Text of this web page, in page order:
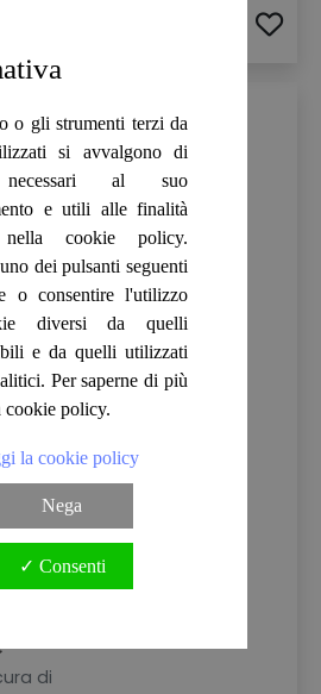
Scuola E
di
o gli strumenti terzi da
si avvalgono di
al suo
e utili alle finalità
nella cookie policy.
dei pulsanti seguenti
o consentire l'utilizzo
diversi da quelli
e da quelli utilizzati
Per saperne di più
cookie policy.
la cookie policy
Nega
✓ Consenti